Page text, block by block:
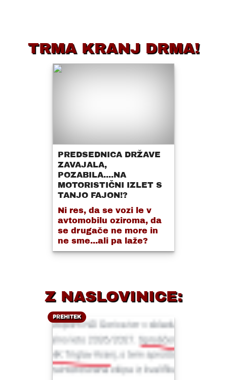
TRMA KRANJ DRMA!
PREDSEDNICA DRŽAVE
ZAVAJALA,
POZABILA....NA
MOTORISTIČNI IZLET S
TANJO FAJON!?
Ni res, da se vozi le v
avtomobilu oziroma, da
se drugače ne more in
ne sme...ali pa laže?
Z NASLOVINICE:
PREHITEK